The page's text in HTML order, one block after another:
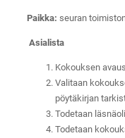
Paikka: seuran
Asialista
Kokouksen avaus
Valitaan
pöytäkirjan
Todetaan
Todetaan